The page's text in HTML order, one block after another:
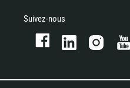
Suivez-nous